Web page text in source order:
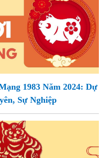
1983 Năm 2024: Dự
Sự Nghiệp